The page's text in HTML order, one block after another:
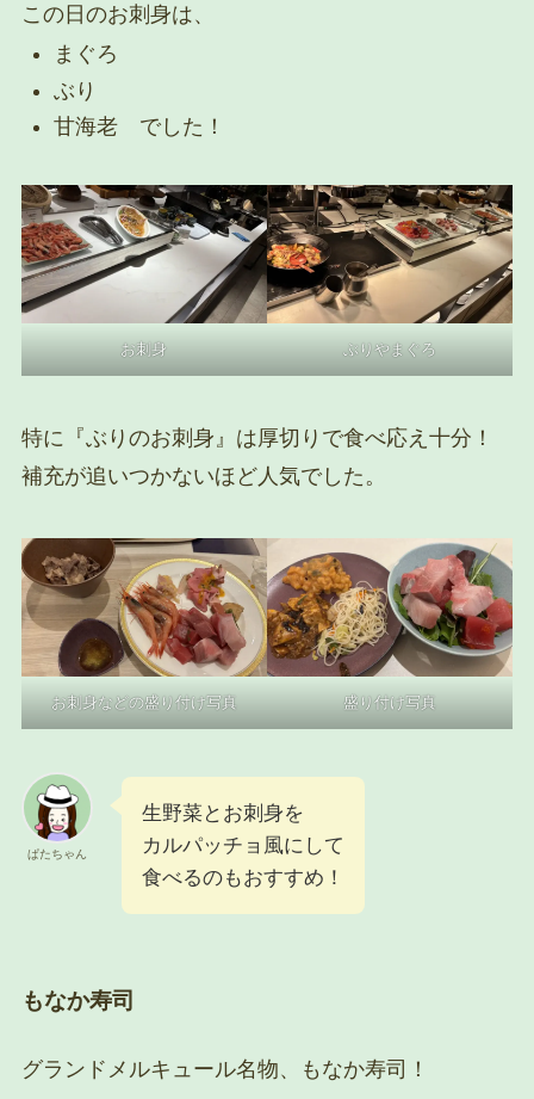
この日のお刺身は、
まぐろ
ぶり
甘海老 でした！
お刺身 ぶりやまぐろ
特に『ぶりのお刺身』は厚切りで食べ応え十分！
補充が追いつかないほど人気でした。
お刺身などの盛り付け写真 盛り付け写真
ぱたちゃん
生野菜とお刺身を
カルパッチョ風にして
食べるのもおすすめ！
もなか寿司
グランドメルキュール名物、もなか寿司！